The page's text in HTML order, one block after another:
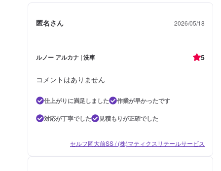
匿名さん 2026/05/18
ルノー アルカナ | 洗車 5
コメントはありません
仕上がりに満足しました
作業が早かったです
対応が丁寧でした
見積もりが正確でした
セルフ岡大前SS / (株)マティクスリテールサービス